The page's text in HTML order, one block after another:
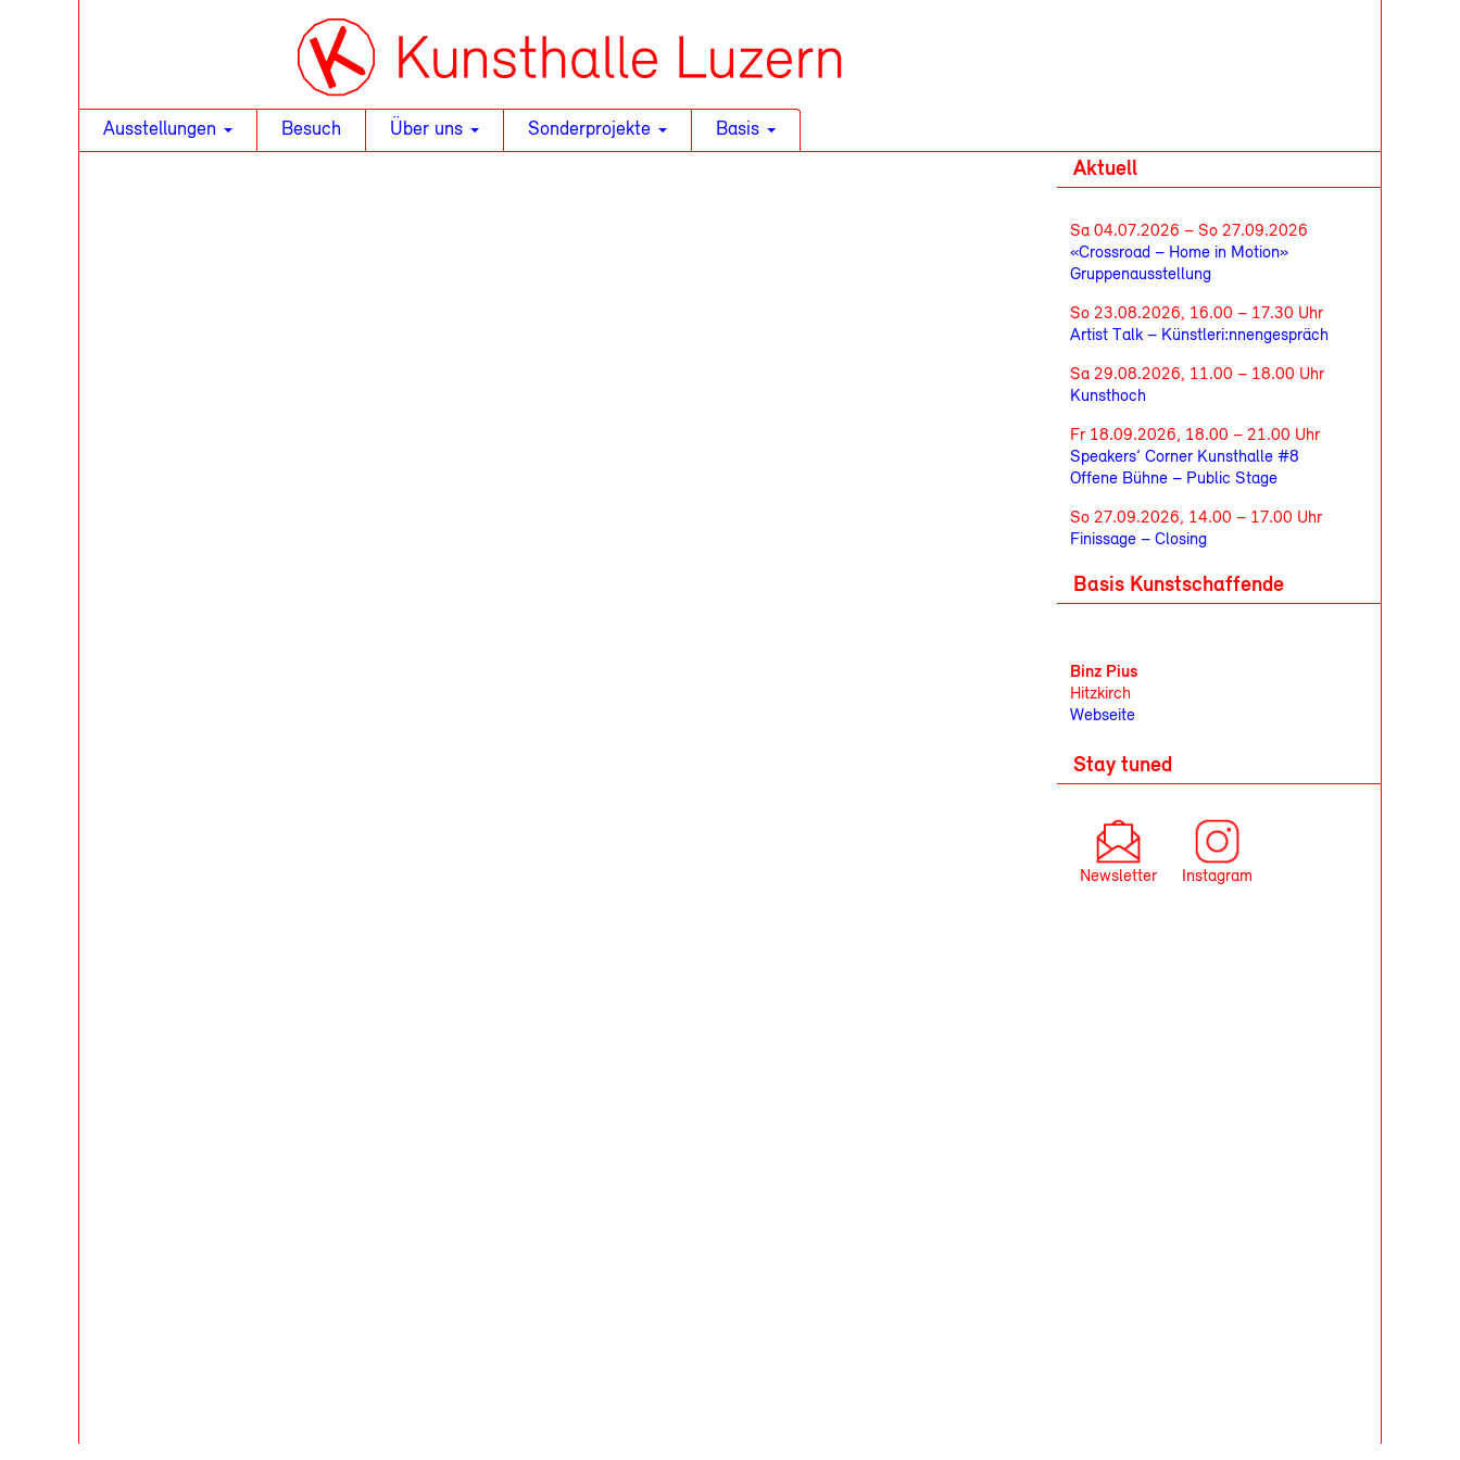
Ausstellungen Besuch Über uns Sonderprojekte Basis
Aktuell
Sa 04.07.2026 – So 27.09.2026
«Crossroad – Home in Motion»
Gruppenausstellung
So 23.08.2026, 16.00 – 17.30 Uhr
Artist Talk – Künstleri:nnengespräch
Sa 29.08.2026, 11.00 – 18.00 Uhr
Kunsthoch
Fr 18.09.2026, 18.00 – 21.00 Uhr
Speakers’ Corner Kunsthalle #8
Offene Bühne – Public Stage
So 27.09.2026, 14.00 – 17.00 Uhr
Finissage – Closing
Basis Kunstschaffende
Binz Pius
Hitzkirch
Webseite
Stay tuned
Newsletter Instagram